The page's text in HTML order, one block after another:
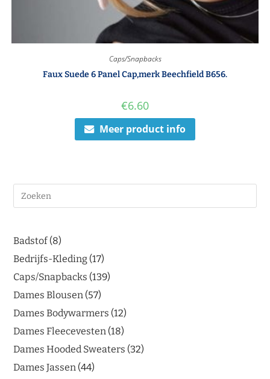
Caps/Snapbacks
Faux Suede 6 Panel Cap,merk Beechfield B656.
€6.60
Meer product info
Badstof 8
Bedrijfs-Kleding 17
Caps/Snapbacks 139
Dames Blousen 57
Dames Bodywarmers 12
Dames Fleecevesten 18
Dames Hooded Sweaters 32
Dames Jassen 44